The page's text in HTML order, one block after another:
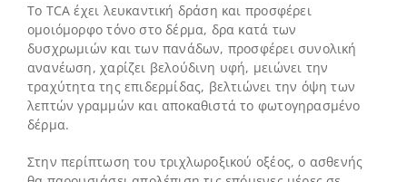
Το TCA έχει λευκαντική δράση και προσφέρει
ομοιόμορφο τόνο στο δέρμα, δρα κατά των
δυσχρωμιών και των πανάδων, προσφέρει συνολική
ανανέωση, χαρίζει βελούδινη υφή, μειώνει την
τραχύτητα της επιδερμίδας, βελτιώνει την όψη των
λεπτών γραμμών και αποκαθιστά το φωτογηρασμένο
δέρμα.
Στην περίπτωση του τριχλωροξικού οξέος, ο ασθενής